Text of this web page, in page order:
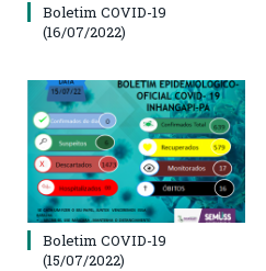
Boletim COVID-19
(16/07/2022)
Boletim COVID-19
(15/07/2022)